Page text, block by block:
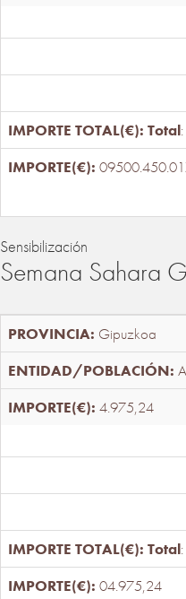
Total:
Sensibilización
Semana Sahara
Gipuzkoa
4.975,24
Total:
04.975,24